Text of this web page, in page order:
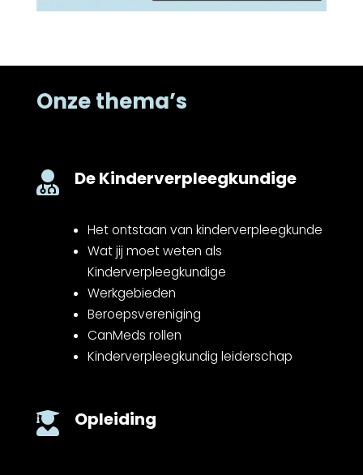
Onze thema’s
 De Kinderverpleegkundige
Het ontstaan van kinderverpleegkunde
Wat jij moet weten als
Kinderverpleegkundige
Werkgebieden
Beroepsvereniging
CanMeds rollen
Kinderverpleegkundig leiderschap
 Opleiding